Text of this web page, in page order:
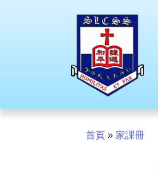
首頁 » 家課冊